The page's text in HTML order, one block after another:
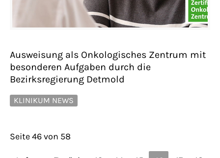
Ausweisung als Onkologisches Zentrum mit
besonderen Aufgaben durch die
Bezirksregierung Detmold
KLINIKUM NEWS
Seite 46 von 58